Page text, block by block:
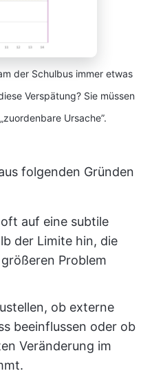
der Schulbus immer etwas
Verspätung? Sie müssen
Ursache”.
folgenden Gründen
auf eine subtile
der Limite hin, die
Problem
ob externe
beeinflussen oder ob
Veränderung im